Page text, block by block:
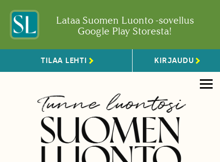
Lataa Suomen Luonto -sovellus
Google Play Storesta!
TILAA LEHTI KIRJAUDU